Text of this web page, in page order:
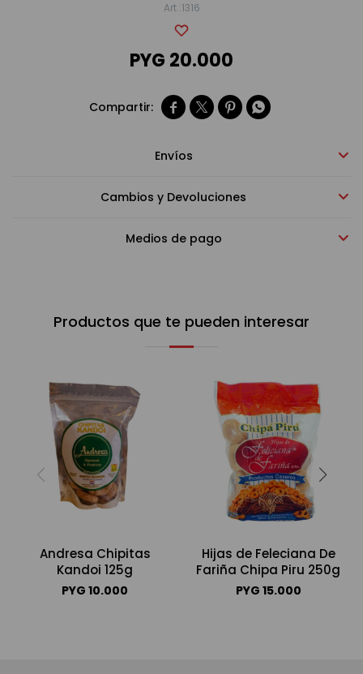
1316
PYG 20.000
   
Envíos
Cambios y Devoluciones
Medios de pago
Productos que te pueden interesar
Andresa Chipitas
Kandoi 125g
PYG 10.000
Hijas de Feleciana De
Fariña Chipa Piru 250g
PYG 15.000
Accesorios y regalos
Promociones